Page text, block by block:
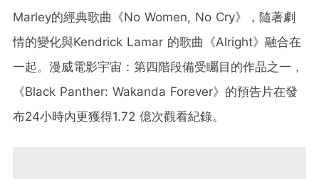
Marley的經典歌曲《No Women, No Cry》，隨著劇
情的變化與Kendrick Lamar 的歌曲《Alright》融合在
一起。漫威電影宇宙：第四階段備受矚目的作品之一，
《Black Panther: Wakanda Forever》的預告片在發
布24小時內更獲得1.72 億次觀看紀錄。